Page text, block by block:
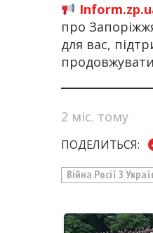
про
для вас,
2 міс. тому
ПОДЕЛИТЬСЯ:
Війна Росії З